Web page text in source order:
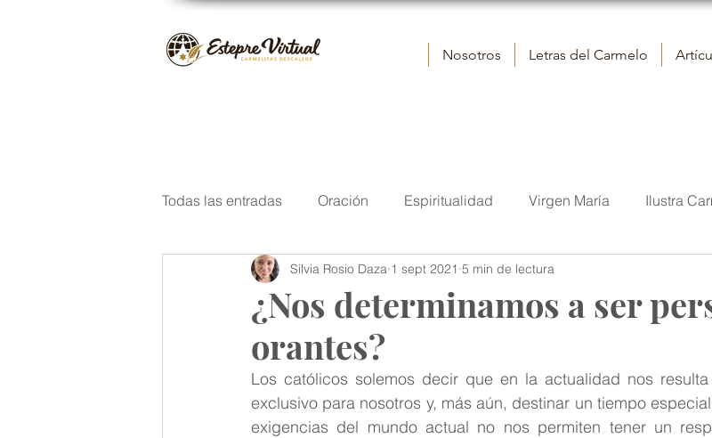
Nosotros Letras del Carmelo
Todas las entradas Oración Espiritualidad Virgen María Ilustra
San José Santos del Carmelo Reflexiones
Navidad Poesía Escritora
Palabra de Dios Teresita Reflexión Pastoral Juvenil
¿Nos determinamos a ser
orantes?
Silvia Rosio Daza 1 sept 2021 5 min de lectura
Los católicos solemos decir que en la actualidad nos
exclusivo para nosotros y, más aún, destinar un tiempo
exigencias del mundo actual no nos permiten tener un